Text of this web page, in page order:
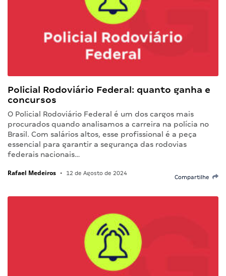
Policial Rodoviário Federal: quanto ganha e
concursos
O Policial Rodoviário Federal é um dos cargos mais
procurados quando analisamos a carreira na polícia no
Brasil. Com salários altos, esse profissional é a peça
essencial para garantir a segurança das rodovias
federais nacionais…
Rafael Medeiros • 12 de Agosto de 2024
Compartilhe